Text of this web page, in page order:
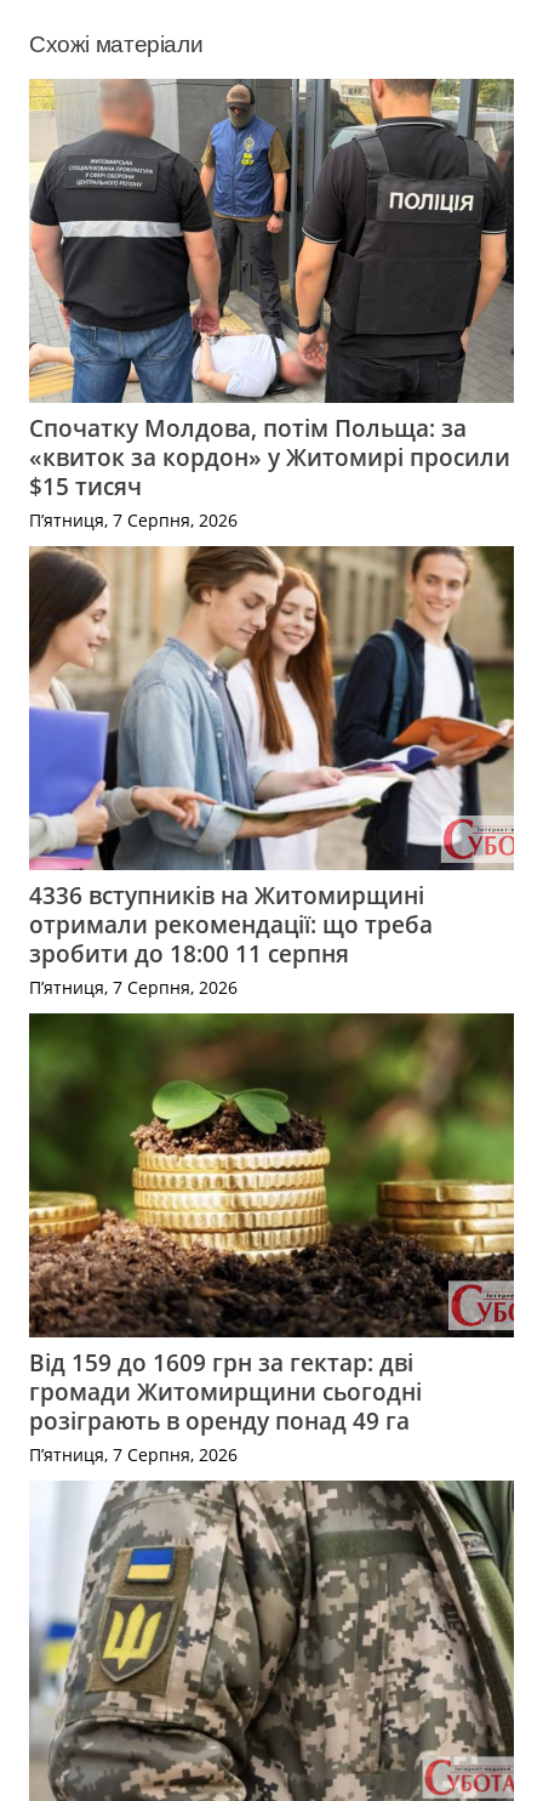
Схожі матеріали
Спочатку Молдова, потім Польща: за
«квиток за кордон» у Житомирі просили
$15 тисяч
П’ятниця, 7 Серпня, 2026
4336 вступників на Житомирщині
отримали рекомендації: що треба
зробити до 18:00 11 серпня
П’ятниця, 7 Серпня, 2026
Від 159 до 1609 грн за гектар: дві
громади Житомирщини сьогодні
розіграють в оренду понад 49 га
П’ятниця, 7 Серпня, 2026